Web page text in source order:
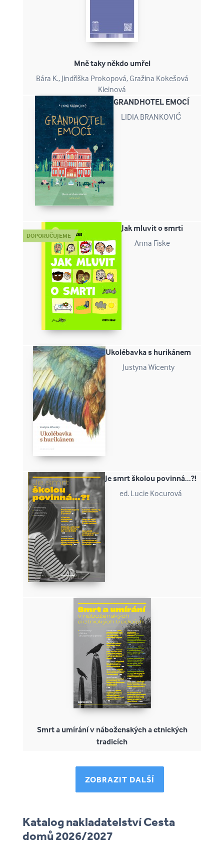
Mně taky někdo umřel
Bára K., Jindřiška Prokopová, Gražina Kokešová
Kleinová
GRANDHOTEL EMOCÍ
LIDIA BRANKOVIĆ
Jak mluvit o smrti
Anna Fiske
Ukolébavka s hurikánem
Justyna Wicenty
Je smrt školou povinná...?!
ed. Lucie Kocurová
Smrt a umírání v náboženských a etnických
tradicích
ZOBRAZIT DALŠÍ
Katalog nakladatelství Cesta
domů 2026/2027